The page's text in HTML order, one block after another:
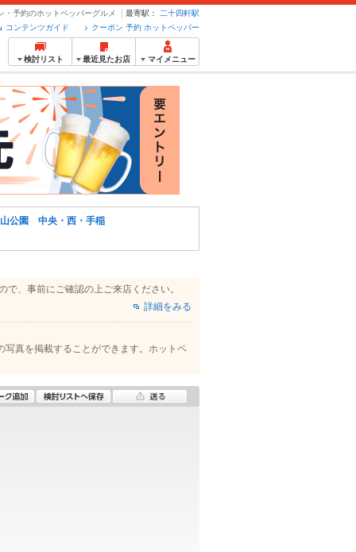
・予約のホットペッパーグルメ 最寄駅：
二十四軒駅
クーポン 予約 ホットペッパー
コンテンツガイド
検討リスト 最近見たお店 マイメニュー
公園 中央・西・手稲
、事前にご確認の上ご来店ください。
詳細をみる
真を掲載することができます。ホットペ